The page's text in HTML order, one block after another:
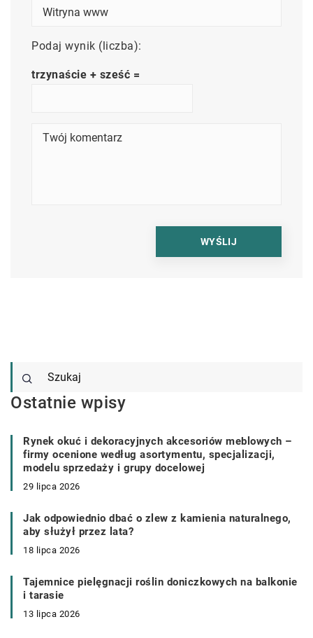
Podaj wynik (liczba):
trzynaście + sześć =
Ostatnie wpisy
Rynek okuć i dekoracyjnych akcesoriów meblowych –
firmy ocenione według asortymentu, specjalizacji,
modelu sprzedaży i grupy docelowej
29 lipca 2026
Jak odpowiednio dbać o zlew z kamienia naturalnego,
aby służył przez lata?
18 lipca 2026
Tajemnice pielęgnacji roślin doniczkowych na balkonie
i tarasie
13 lipca 2026